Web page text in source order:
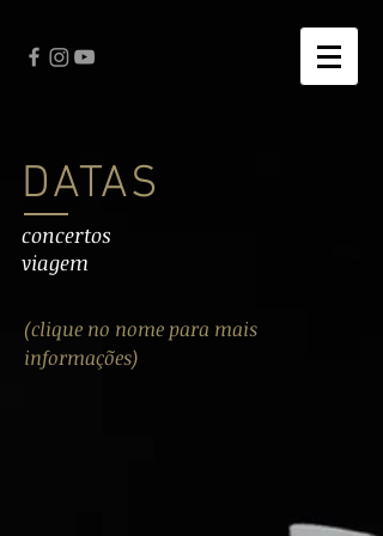
DATAS
concertos
viagem
(clique no nome para mais
informações)